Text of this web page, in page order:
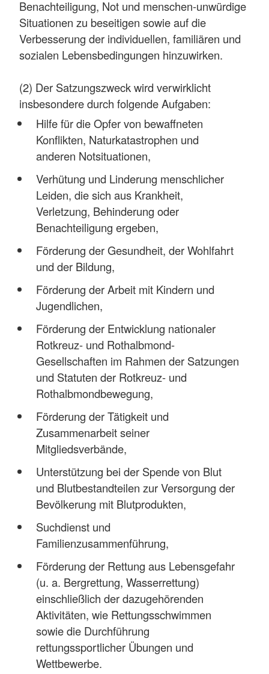
Benachteiligung, Not und menschen-unwürdige
Situationen zu beseitigen sowie auf die
Verbesserung der individuellen, familiären und
sozialen Lebensbedingungen hinzuwirken.
(2) Der Satzungszweck wird verwirklicht
insbesondere durch folgende Aufgaben:
Hilfe für die Opfer von bewaffneten
Konflikten, Naturkatastrophen und
anderen Notsituationen,
Verhütung und Linderung menschlicher
Leiden, die sich aus Krankheit,
Verletzung, Behinderung oder
Benachteiligung ergeben,
Förderung der Gesundheit, der Wohlfahrt
und der Bildung,
Förderung der Arbeit mit Kindern und
Jugendlichen,
Förderung der Entwicklung nationaler
Rotkreuz- und Rothalbmond-
Gesellschaften im Rahmen der Satzungen
und Statuten der Rotkreuz- und
Rothalbmondbewegung,
Förderung der Tätigkeit und
Zusammenarbeit seiner
Mitgliedsverbände,
Unterstützung bei der Spende von Blut
und Blutbestandteilen zur Versorgung der
Bevölkerung mit Blutprodukten,
Suchdienst und
Familienzusammenführung,
Förderung der Rettung aus Lebensgefahr
(u. a. Bergrettung, Wasserrettung)
einschließlich der dazugehörenden
Aktivitäten, wie Rettungsschwimmen
sowie die Durchführung
rettungssportlicher Übungen und
Wettbewerbe.